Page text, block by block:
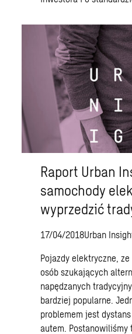
Raport Urban
samochody
wyprzedzić
17/04/2018Urban
Pojazdy elektryczne,
osób szukających
napędzanych
bardziej popularne.
problemem jest
autem.